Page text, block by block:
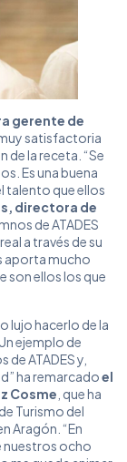
gerente de
satisfactoria
la receta. “Se
Es una buena
talento que ellos
directora de
de ATADES
a través de su
aporta mucho
son ellos los que
lujo hacerlo de la
ejemplo de
ATADES y,
ha remarcadoel
Cosme , que ha
Turismo del
Aragón. “En
nuestros ocho